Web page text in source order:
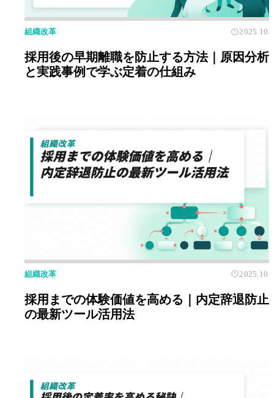
組織改革
採用後の早期離職を防止する方法｜原因分析
と実践事例で学ぶ定着の仕組み
組織改革
採用までの体験価値を高める｜内定辞退防止
の最新ツール活用法